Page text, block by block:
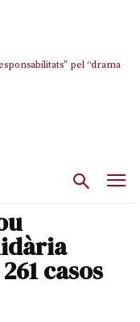
pel “drama
per part de la UFEC
casos